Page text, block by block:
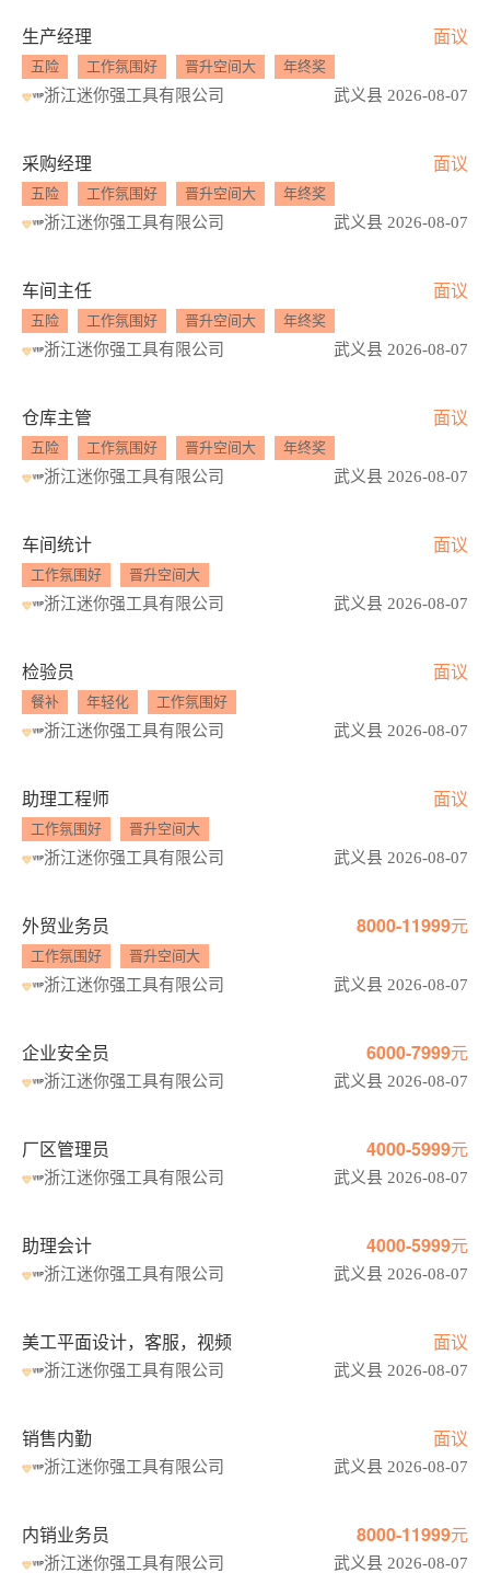
生产经理 面议
五险 工作氛围好 晋升空间大 年终奖
浙江迷你强工具有限公司 武义县 2026-08-07
采购经理 面议
五险 工作氛围好 晋升空间大 年终奖
浙江迷你强工具有限公司 武义县 2026-08-07
车间主任 面议
五险 工作氛围好 晋升空间大 年终奖
浙江迷你强工具有限公司 武义县 2026-08-07
仓库主管 面议
五险 工作氛围好 晋升空间大 年终奖
浙江迷你强工具有限公司 武义县 2026-08-07
车间统计 面议
工作氛围好 晋升空间大
浙江迷你强工具有限公司 武义县 2026-08-07
检验员 面议
餐补 年轻化 工作氛围好
浙江迷你强工具有限公司 武义县 2026-08-07
助理工程师 面议
工作氛围好 晋升空间大
浙江迷你强工具有限公司 武义县 2026-08-07
外贸业务员 8000-11999元
工作氛围好 晋升空间大
浙江迷你强工具有限公司 武义县 2026-08-07
企业安全员 6000-7999元
浙江迷你强工具有限公司 武义县 2026-08-07
厂区管理员 4000-5999元
浙江迷你强工具有限公司 武义县 2026-08-07
助理会计 4000-5999元
浙江迷你强工具有限公司 武义县 2026-08-07
美工平面设计，客服，视频 面议
浙江迷你强工具有限公司 武义县 2026-08-07
销售内勤 面议
浙江迷你强工具有限公司 武义县 2026-08-07
内销业务员 8000-11999元
浙江迷你强工具有限公司 武义县 2026-08-07